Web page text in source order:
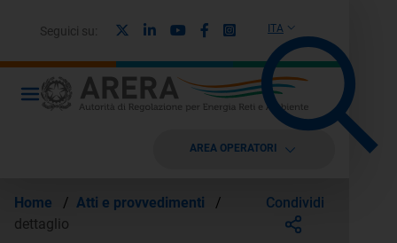
ITA
Seguici su: LinkedinYoutubeFacebook
Instagram
AREA OPERATORI
Home / Atti e provvedimenti
/
dettaglio
Condividi